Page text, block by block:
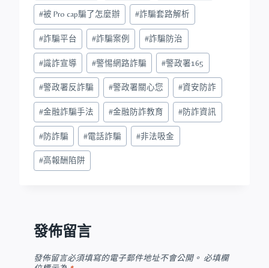
#被 Pro cap騙了怎麼辦 #詐騙套路解析
#詐騙平台 #詐騙案例 #詐騙防治
#識詐宣導 #警惕網路詐騙 #警政署165
#警政署反詐騙 #警政署關心您 #資安防詐
#金融詐騙手法 #金融防詐教育 #防詐資訊
#防詐騙 #電話詐騙 #非法吸金
#高報酬陷阱
發佈留言
發佈留言必須填寫的電子郵件地址不會公開。 必填欄